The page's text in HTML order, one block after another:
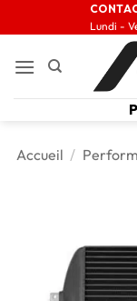
Lundi -
Accueil /